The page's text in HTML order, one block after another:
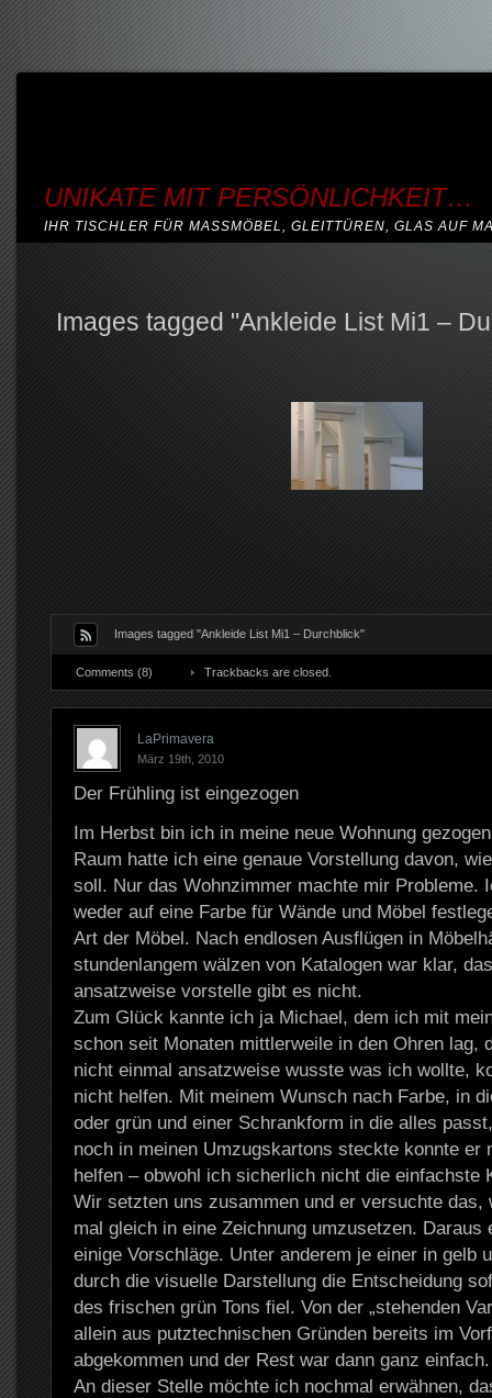
UNIKATE MIT PERSÖNLICHKEIT…
IHR TISCHLER FÜR MASSMÖBEL, GLEITTÜREN, GLAS AUF
Images tagged "Ankleide List Mi1 –
Images tagged "Ankleide List Mi1 – Durchblick"
Comments (8) Trackbacks are closed.
LaPrimavera
März 19th, 2010
Der Frühling ist eingezogen
Im Herbst bin ich in meine neue Wohnung
Raum hatte ich eine genaue Vorstellung davon,
soll. Nur das Wohnzimmer machte mir Probleme.
weder auf eine Farbe für Wände und Möbel
Art der Möbel. Nach endlosen Ausflügen in
stundenlangem wälzen von Katalogen war klar,
ansatzweise vorstelle gibt es nicht.
Zum Glück kannte ich ja Michael, dem ich mit
schon seit Monaten mittlerweile in den Ohren lag,
nicht einmal ansatzweise wusste was ich wollte,
nicht helfen. Mit meinem Wunsch nach Farbe, in
oder grün und einer Schrankform in die alles
noch in meinen Umzugskartons steckte konnte er
helfen – obwohl ich sicherlich nicht die einfachste
Wir setzten uns zusammen und er versuchte das,
mal gleich in eine Zeichnung umzusetzen. Daraus
einige Vorschläge. Unter anderem je einer in gelb
durch die visuelle Darstellung die Entscheidung
des frischen grün Tons fiel. Von der „stehenden
allein aus putztechnischen Gründen bereits im
abgekommen und der Rest war dann ganz einfach.
An dieser Stelle möchte ich nochmal erwähnen,